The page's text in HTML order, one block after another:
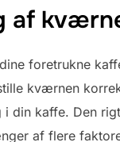
af
foretrukne
kværnen
i din kaffe. Den
af flere